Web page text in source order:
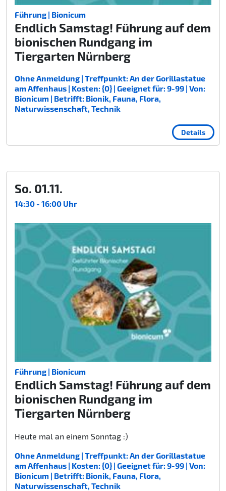
Führung | Bionicum
Endlich Samstag! Führung auf dem
bionischen Rundgang im
Tiergarten Nürnberg
Ohne Anmeldung | Treffpunkt: An der Gorillastatue
am Affenhaus | Kosten: {0} | Geeignet für: 9-99 | Von:
Bionicum | Betrifft: Bionik, Fauna, Flora,
Naturwissenschaft, Technik
Details
So. 01.11.
14:30 - 16:00 Uhr
Führung | Bionicum
Endlich Samstag! Führung auf dem
bionischen Rundgang im
Tiergarten Nürnberg
Heute mal an einem Sonntag :)
Ohne Anmeldung | Treffpunkt: An der Gorillastatue
am Affenhaus | Kosten: {0} | Geeignet für: 9-99 | Von:
Bionicum | Betrifft: Bionik, Fauna, Flora,
Naturwissenschaft, Technik